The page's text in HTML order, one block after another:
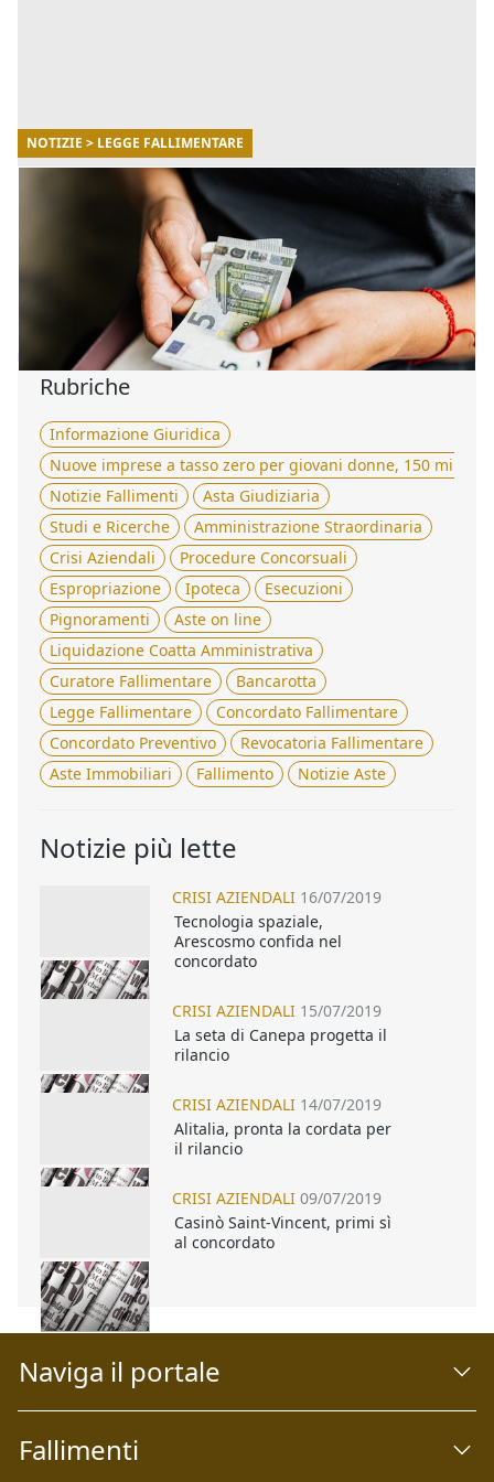
NOTIZIE > LEGGE FALLIMENTARE
La transazione fiscale: cos'è e come
Che cos'è la transazione fiscale? Vediamo insieme chi
può accedere alla transazione, quali sono le tipologie e
come funziona. [...]
Rubriche
Informazione Giuridica
Nuove imprese a tasso zero per giovani donne, 150
Notizie Fallimenti
Asta Giudiziaria
Studi e Ricerche
Amministrazione Straordinaria
Crisi Aziendali
Procedure Concorsuali
Espropriazione
Ipoteca
Esecuzioni
Pignoramenti
Aste on line
Liquidazione Coatta Amministrativa
Curatore Fallimentare
Bancarotta
Legge Fallimentare
Concordato Fallimentare
Concordato Preventivo
Revocatoria Fallimentare
Aste Immobiliari
Fallimento Notizie Aste
Notizie più lette
CRISI AZIENDALI 16/07/2019
Tecnologia spaziale,
Arescosmo confida nel
concordato
CRISI AZIENDALI 15/07/2019
La seta di Canepa progetta il
rilancio
CRISI AZIENDALI 14/07/2019
Alitalia, pronta la cordata per
il rilancio
CRISI AZIENDALI 09/07/2019
Casinò Saint-Vincent, primi sì
al concordato
Naviga il portale
Fallimenti